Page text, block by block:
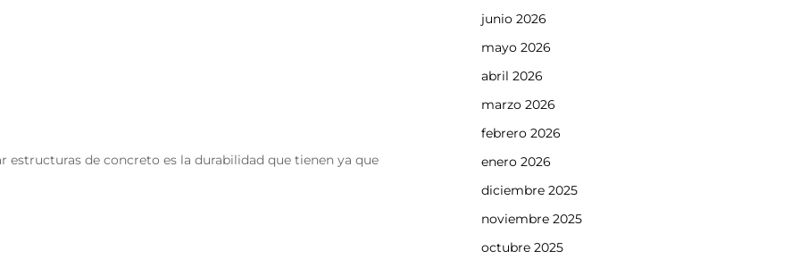
estructuras de concreto es la durabilidad que tienen ya que
junio 2026
mayo 2026
abril 2026
marzo 2026
febrero 2026
enero 2026
diciembre 2025
noviembre 2025
octubre 2025